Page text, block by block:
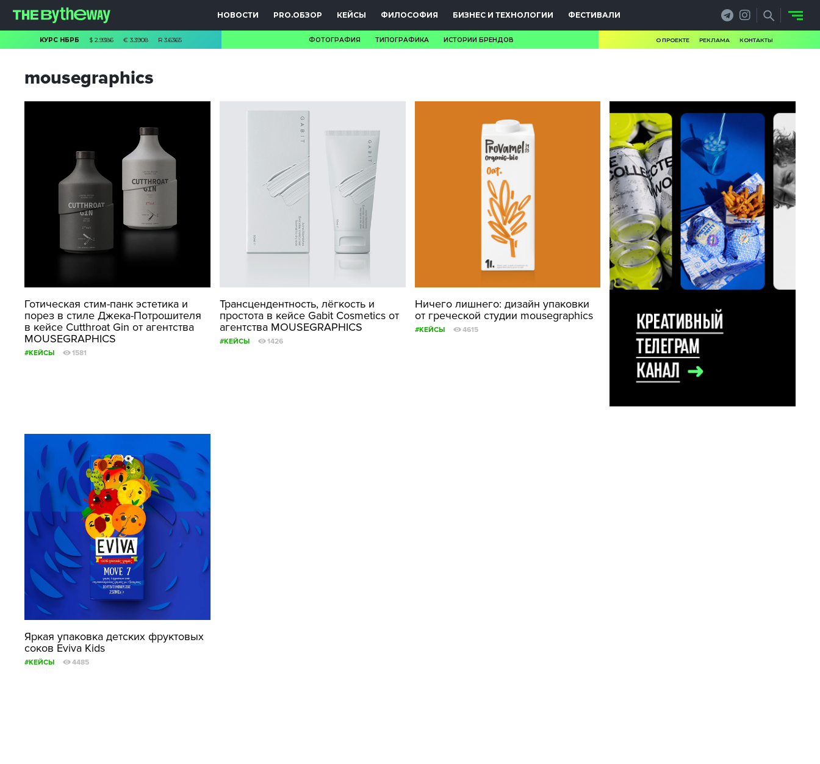
НОВОСТИ PRO.ОБЗОР КЕЙСЫ ФИЛОСОФИЯ БИЗНЕС И ТЕХНОЛОГИИ ФЕСТИВАЛИ
КУРС НБРБ $2.9386 € 3.3908 R3.6365 ФОТОГРАФИЯ ТИПОГРАФИКА ИСТОРИИ БРЕНДОВ О ПРОЕКТЕ РЕКЛАМА КОНТАКТЫ
mousegraphics
Готическая стим-панк эстетика и
порез в стиле Джека-Потрошителя
в кейсе Cutthroat Gin от агентства
MOUSEGRAPHICS
#КЕЙСЫ 1581
Трансцендентность, лёгкость и
простота в кейсе Gabit Cosmetics от
агентства MOUSEGRAPHICS
#КЕЙСЫ 1426
Ничего лишнего: дизайн упаковки
от греческой студии mousegraphics
#КЕЙСЫ 4615
Яркая упаковка детских фруктовых
соков Eviva Kids
#КЕЙСЫ 4485
PRO.ОБЗОР
ФИЛОСОФИЯ
КРЕАТИВА
БИЗНЕС И
ТЕХНОЛОГИИ
ФЕСТИВАЛИ
ТИПОГРАФИКА